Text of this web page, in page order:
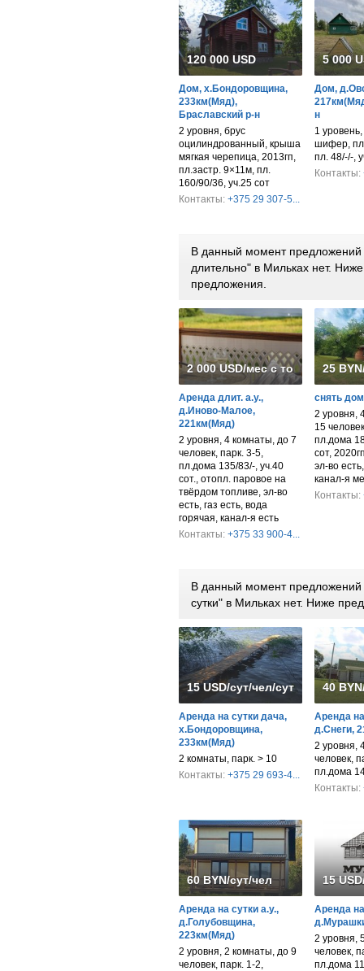
120 000 USD
Дом, х.Бондоровщина,
233км(Мяд),
Браславский р-н
2 уровня, брус
оцилиндрованный, крыша
мягкая черепица, 2013гп,
пл.застр. 9×11м, пл.
160/90/36, уч.25 сот
Контакты: +375 29 307-5...
5 000
Дом,
н
1
шифер,
пл. 48/-/-,
Контакты:
В данный момент
длительно" в Мильках нет.
предложения.
2 000 USD/мес с торгом
Аренда длит. а.у.,
д.Иново-Малое,
221км(Мяд)
2 уровня, 4 комнаты, до 7
человек, парк. 3-5,
пл.дома 135/83/-, уч.40
сот., отопл. паровое на
твёрдом топливе, эл-во
есть, газ есть, вода
горячая, канал-я есть
Контакты: +375 33 900-4...
25
снять
2 уровня,
15
пл.дома
сот,
эл-во
канал-я
Контакты:
В данный момент
сутки" в Мильках нет. Ниже
15 USD/сут/чел/сут/дом
Аренда на сутки дача,
х.Бондоровщина,
233км(Мяд)
2 комнаты, парк. > 10
Контакты: +375 29 693-4...
40
Аренда
д.Снеги,
2 уровня,
человек,
пл.дома
Контакты:
60 BYN/сут/чел
Аренда на сутки а.у.,
д.Голубовщина,
223км(Мяд)
2 уровня, 2 комнаты, до 9
человек, парк. 1-2,
15
Аренда
2 уровня,
человек,
пл.дома